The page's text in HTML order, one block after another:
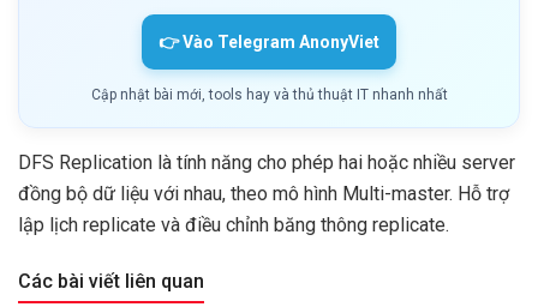
👉 Vào Telegram AnonyViet
Cập nhật bài mới, tools hay và thủ thuật IT nhanh nhất
DFS Replication là tính năng cho phép hai hoặc nhiều server
đồng bộ dữ liệu với nhau, theo mô hình Multi-master. Hỗ trợ
lập lịch replicate và điều chỉnh băng thông replicate.
Các bài viết liên quan